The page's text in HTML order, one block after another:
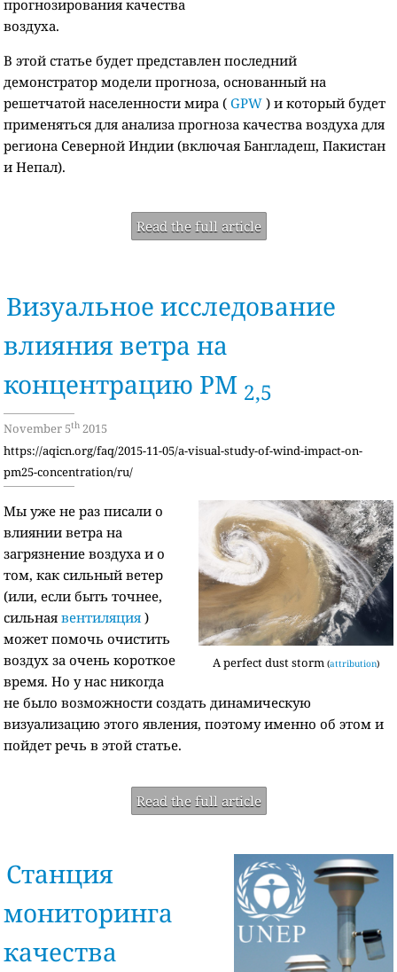
прогнозирования качества
воздуха.
В этой статье будет представлен последний
демонстратор модели прогноза, основанный на
решетчатой населенности мира (GPW ) и который будет
применяться для анализа прогноза качества воздуха для
региона Северной Индии (включая Бангладеш, Пакистан
и Непал).
Read the full article
Визуальное исследование
влияния ветра на
концентрацию PM 2,5
November 5th 2015
https://aqicn.org/faq/2015-11-05/a-visual-study-of-wind-impact-on-
pm25-concentration/ru/
A perfect dust storm (attribution)
Мы уже не раз писали о
влиянии ветра на
загрязнение воздуха и о
том, как сильный ветер
(или, если быть точнее,
сильнаявентиляция )
может помочь очистить
воздух за очень короткое
время. Но у нас никогда
не было возможности создать динамическую
визуализацию этого явления, поэтому именно об этом и
пойдет речь в этой статье.
Read the full article
Станция
мониторинга
качества